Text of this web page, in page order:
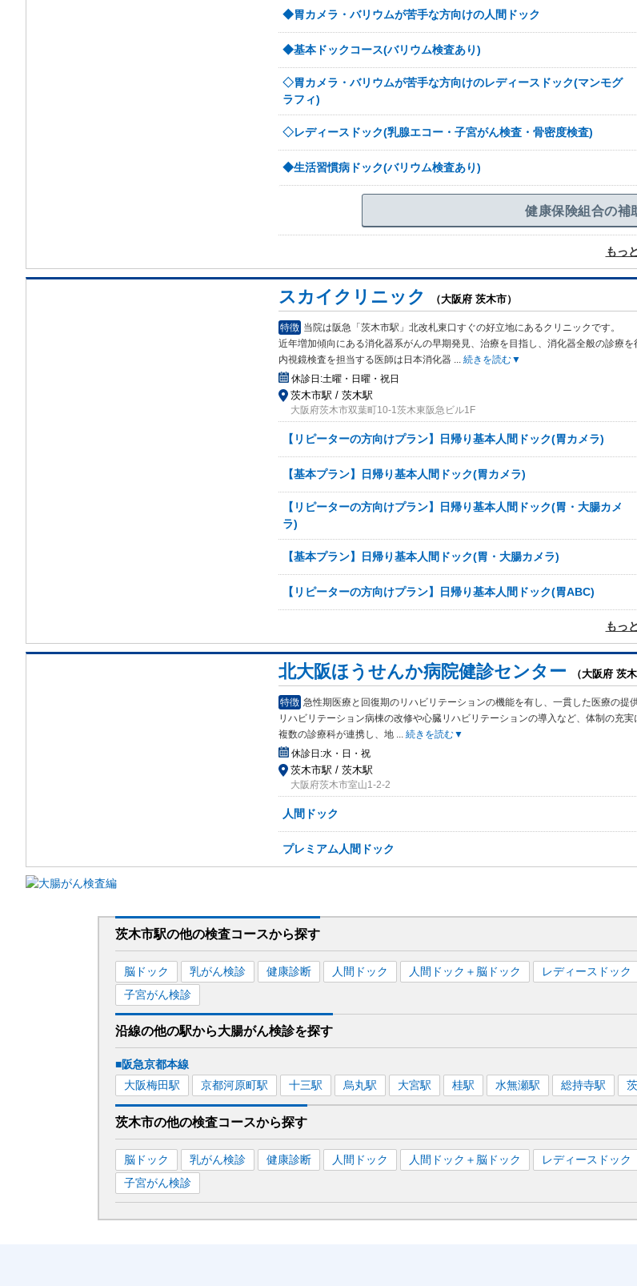
◆胃カメラ・バリウムが苦手な方向けの人間ドック
◆基本ドックコース(バリウム検査あり)
◇胃カメラ・バリウムが苦手な方向けのレディースドック(マンモグ
ラフィ)
◇レディースドック(乳腺エコー・子宮がん検査・骨密度検査)
◆生活習慣病ドック(バリウム検査あり)
健康保険組合の補
もっ
スカイクリニック （大阪府 茨木市）
特徴 当院は阪急「茨木市駅」北改札東口すぐの好立地にあるクリニックです。
近年増加傾向にある消化器系がんの早期発見、治療を目指し、消化器全般の診療を
内視鏡検査を担当する医師は日本消化器 ... 続きを読む▼
休診日:土曜・日曜・祝日
茨木市駅 / 茨木駅
大阪府茨木市双葉町10-1茨木東阪急ビル1F
【リピーターの方向けプラン】日帰り基本人間ドック(胃カメラ)
【基本プラン】日帰り基本人間ドック(胃カメラ)
【リピーターの方向けプラン】日帰り基本人間ドック(胃・大腸カメ
ラ)
【基本プラン】日帰り基本人間ドック(胃・大腸カメラ)
【リピーターの方向けプラン】日帰り基本人間ドック(胃ABC)
もっ
北大阪ほうせんか病院健診センター （大阪府 茨木
特徴 急性期医療と回復期のリハビリテーションの機能を有し、一貫した医療の提
リハビリテーション病棟の改修や心臓リハビリテーションの導入など、体制の充実
複数の診療科が連携し、地 ... 続きを読む▼
休診日:水・日・祝
茨木市駅 / 茨木駅
大阪府茨木市室山1-2-2
人間ドック
プレミアム人間ドック
茨木市駅の他の検査コースから探す
脳ドック 乳がん検診 健康診断 人間ドック 人間ドック＋脳ドック レディースドック
子宮がん検診
沿線の他の駅から大腸がん検診を探す
■阪急京都本線
大阪梅田駅 京都河原町駅 十三駅 烏丸駅 大宮駅 桂駅 水無瀬駅 総持寺駅
茨木市の他の検査コースから探す
脳ドック 乳がん検診 健康診断 人間ドック 人間ドック＋脳ドック レディースドック
子宮がん検診